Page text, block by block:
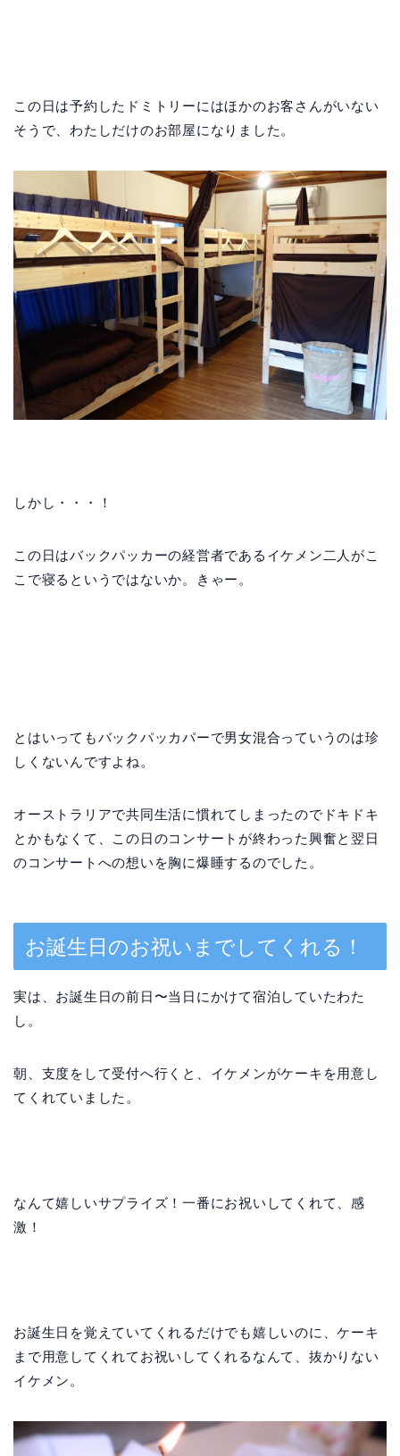
この日は予約したドミトリーにはほかのお客さんがいない
そうで、わたしだけのお部屋になりました。
しかし・・・！
この日はバックパッカーの経営者であるイケメン二人がこ
こで寝るというではないか。きゃー。
とはいってもバックパッカパーで男女混合っていうのは珍
しくないんですよね。
オーストラリアで共同生活に慣れてしまったのでドキドキ
とかもなくて、この日のコンサートが終わった興奮と翌日
のコンサートへの想いを胸に爆睡するのでした。
お誕生日のお祝いまでしてくれる！
実は、お誕生日の前日〜当日にかけて宿泊していたわた
し。
朝、支度をして受付へ行くと、イケメンがケーキを用意し
てくれていました。
なんて嬉しいサプライズ！一番にお祝いしてくれて、感
激！
お誕生日を覚えていてくれるだけでも嬉しいのに、ケーキ
まで用意してくれてお祝いしてくれるなんて、抜かりない
イケメン。